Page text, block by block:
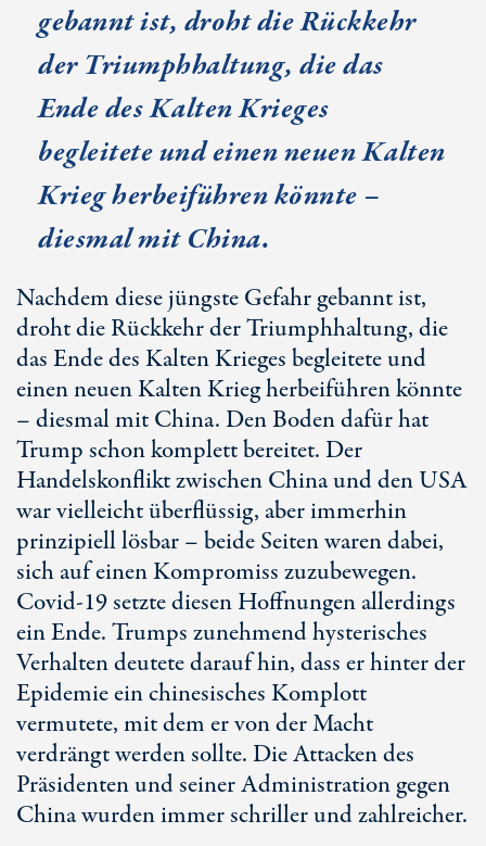
gebannt ist, droht die Rückkehr
der Triumphhaltung, die das
Ende des Kalten Krieges
begleitete und einen neuen Kalten
Krieg herbeiführen könnte –
diesmal mit China.
Nachdem diese jüngste Gefahr gebannt ist,
droht die Rückkehr der Triumphhaltung, die
das Ende des Kalten Krieges begleitete und
einen neuen Kalten Krieg herbeiführen könnte
– diesmal mit China. Den Boden dafür hat
Trump schon komplett bereitet. Der
Handelskonflikt zwischen China und den USA
war vielleicht überflüssig, aber immerhin
prinzipiell lösbar – beide Seiten waren dabei,
sich auf einen Kompromiss zuzubewegen.
Covid-19 setzte diesen Hoffnungen allerdings
ein Ende. Trumps zunehmend hysterisches
Verhalten deutete darauf hin, dass er hinter der
Epidemie ein chinesisches Komplott
vermutete, mit dem er von der Macht
verdrängt werden sollte. Die Attacken des
Präsidenten und seiner Administration gegen
China wurden immer schriller und zahlreicher.